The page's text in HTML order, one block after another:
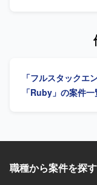
GitHub、AWS を
ールのフロントエ
グツールを組み合
～5人程度のチー
人物像】 システム
いプロダクトを
アップでの開発に
「フルスタックエ
「Ruby」の案件一
職種から案件を探す